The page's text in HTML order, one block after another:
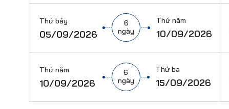
Thứ bảy
05/09/2026
6
ngày
Thứ năm
10/09/2026
Thứ năm
10/09/2026
6
ngày
Thứ ba
15/09/2026